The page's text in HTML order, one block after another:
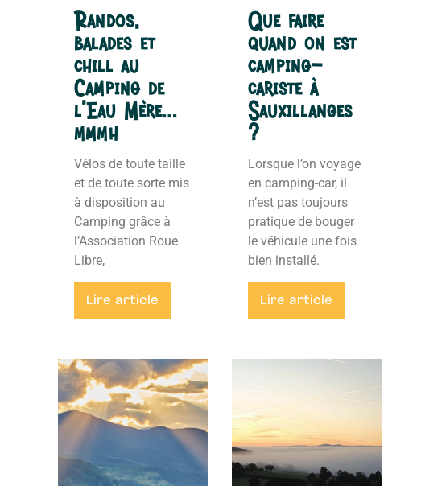
Randos,
balades et
chill au
Camping de
l’Eau Mère…
mmmh
Vélos de toute taille
et de toute sorte mis
à disposition au
Camping grâce à
l’Association Roue
Libre,
Lire article
Que faire
quand on est
camping-
cariste à
Sauxillanges
?
Lorsque l’on voyage
en camping-car, il
n’est pas toujours
pratique de bouger
le véhicule une fois
bien installé.
Lire article